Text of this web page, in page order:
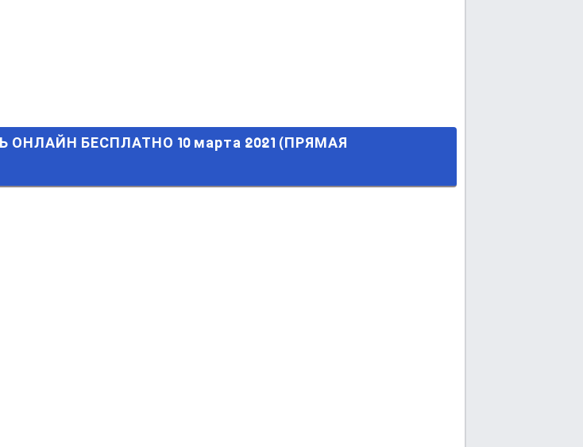
БЕСПЛАТНО 10 марта 2021 (ПРЯМАЯ ТРАНСЛЯЦИЯ) в 21:00 МСК.
ОНЛАЙН БЕСПЛАТНО 10 марта 2021 (ПРЯМАЯ